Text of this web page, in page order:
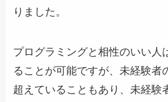
りました。
プログラミングと相性のいい人
ることが可能ですが、未経験者
超えていることもあり、未経験